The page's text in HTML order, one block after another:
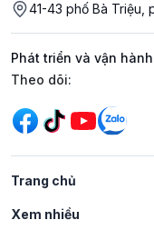
41-43 phố Bà Triệu,
Phát triển và vận
Mạng xã hội
Theo dõi:
Trang chủ
Xem nhiều